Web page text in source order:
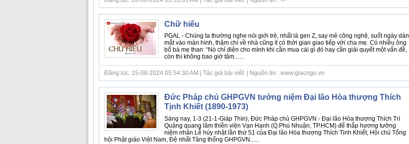
Chữ hiếu
PGAL - Chúng ta thường nghe nói giới trẻ, nhất là gen Z, say mê công nghệ, suốt ngày dán
mắt vào màn hình, thậm chí về nhà cũng ít có thời gian giao tiếp với cha mẹ. Có nhiều ông
bố bà mẹ than: “Nó chỉ điện cho mình khi cần mua cái gì đó hay cần giải quyết một vấn đề,
còn thì không bao giờ tâm......
Đăng lúc: 15-08-2024 05:54:30 AM | Tác giả bài viết: | Nguồn tin : www.giacngo.vn
Đức Pháp chủ GHPGVN tưởng niệm Đại lão Hòa thượng Thích
Tịnh Khiết (1890-1973)
Sáng nay, 1-3 (21-1-Giáp Thìn), Đức Pháp chủ GHPGVN - Đại lão Hòa thượng Thích Trí
Quảng quang lâm thiền viện Vạn Hạnh (Q.Phú Nhuận, TP.HCM) để thắp hương tưởng
niệm nhân Lễ húy nhật lần thứ 51 của Đại lão Hòa thượng Thích Tịnh Khiết, Hội chủ Tổng
hội Phật giáo Việt Nam, Đệ nhất Tăng thống GHPGVN......